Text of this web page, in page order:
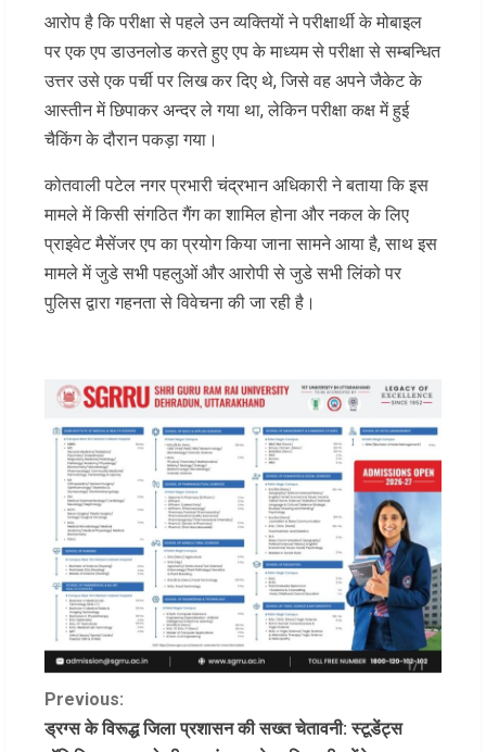
आरोप है कि परीक्षा से पहले उन व्यक्तियों ने परीक्षार्थी के मोबाइल
पर एक एप डाउनलोड करते हुए एप के माध्यम से परीक्षा से सम्बन्धित
उत्तर उसे एक पर्ची पर लिख कर दिए थे, जिसे वह अपने जैकेट के
आस्तीन में छिपाकर अन्दर ले गया था, लेकिन परीक्षा कक्ष में हुई
चैकिंग के दौरान पकड़ा गया।
कोतवाली पटेल नगर प्रभारी चंद्रभान अधिकारी ने बताया कि इस
मामले में किसी संगठित गैंग का शामिल होना और नकल के लिए
प्राइवेट मैसेंजर एप का प्रयोग किया जाना सामने आया है, साथ इस
मामले में जुडे सभी पहलुओं और आरोपी से जुडे सभी लिंको पर
पुलिस द्वारा गहनता से विवेचना की जा रही है।
C
Previous:
ड्रग्स के विरूद्ध जिला प्रशासन की सख्त चेतावनी: स्टूडेंट्स